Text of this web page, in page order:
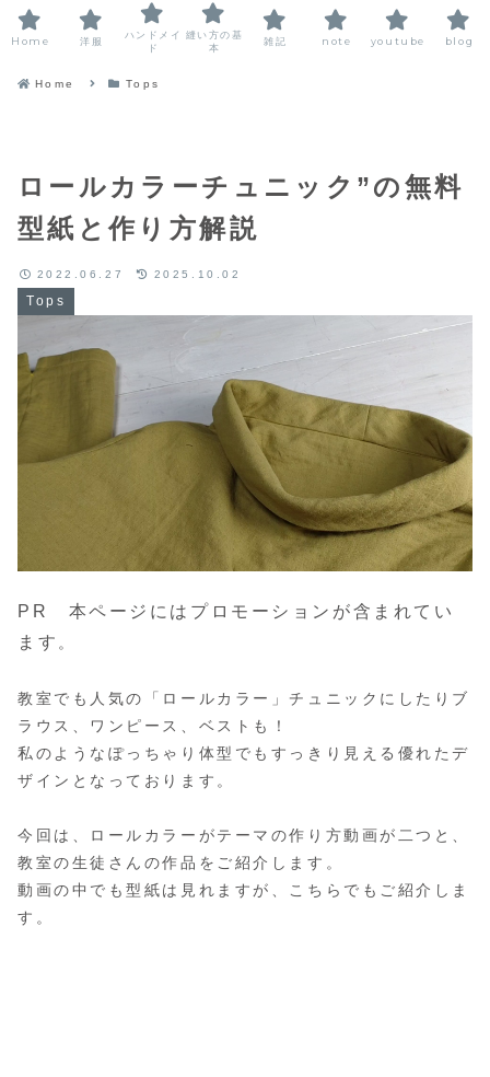
Home Tops
ロールカラーチュニック”の無料
型紙と作り方解説
Tops
2022.06.27 2025.10.02
PR 本ページにはプロモーションが含まれてい
ます 。
教室でも人気の「ロールカラー」チュニックにしたりブ
ラウス、ワンピース、ベストも！
私のようなぽっちゃり体型でもすっきり見える優れたデ
ザインとなっております。
今回は、ロールカラーがテーマの作り方動画が二つと、
教室の生徒さんの作品をご紹介します。
動画の中でも型紙は見れますが、こちらでもご紹介しま
す。
Home 洋服
ハンドメイ
ド
縫い方の基
本
雑記 note youtube blog